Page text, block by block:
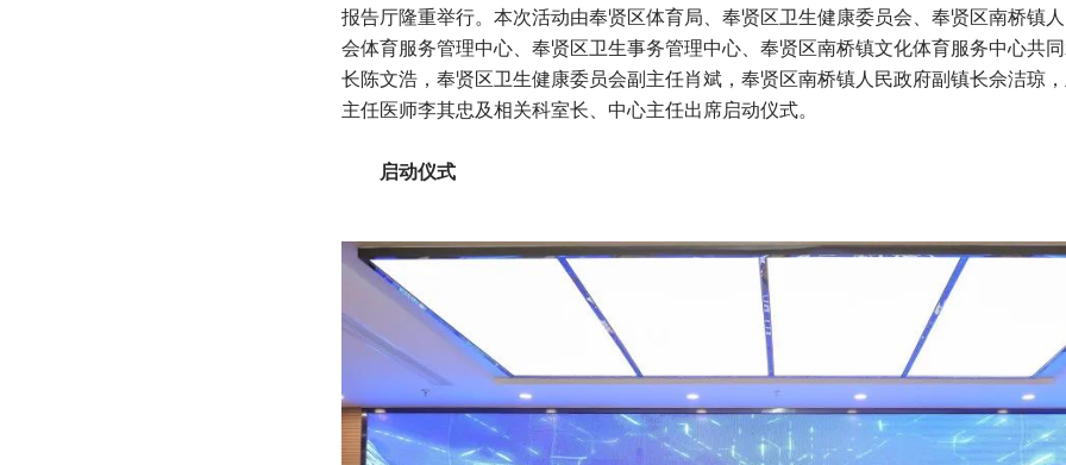
报告厅隆重举行。本次活动由奉贤区体育局、奉贤区卫生健康委员会、奉贤区南桥镇
会体育服务管理中心、奉贤区卫生事务管理中心、奉贤区南桥镇文化体育服务中心共
长陈文浩，奉贤区卫生健康委员会副主任肖斌，奉贤区南桥镇人民政府副镇长佘洁琼
主任医师李其忠及相关科室长、中心主任出席启动仪式。
启动仪式